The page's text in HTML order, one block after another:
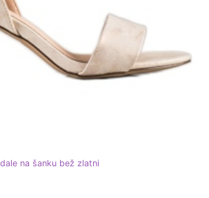
na šanku bež zlatni